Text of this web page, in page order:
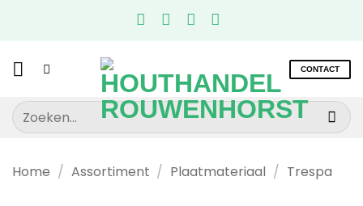
CONTACT
Zoeken
naar:
Home / Assortiment / Plaatmateriaal / Trespa